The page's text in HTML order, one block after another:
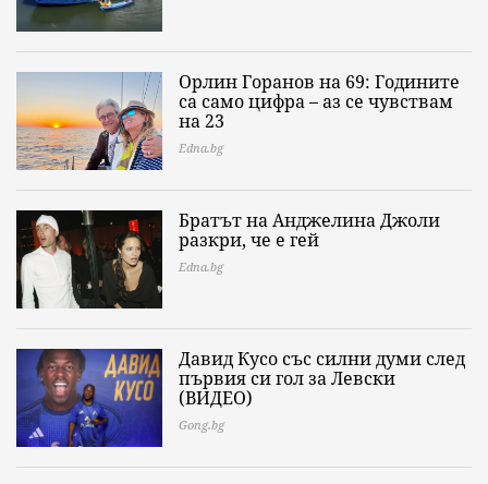
Орлин Горанов на 69: Годините
са само цифра – аз се чувствам
на 23
Edna.bg
Братът на Анджелина Джоли
разкри, че е гей
Edna.bg
Давид Кусо със силни думи след
първия си гол за Левски
(ВИДЕО)
Gong.bg